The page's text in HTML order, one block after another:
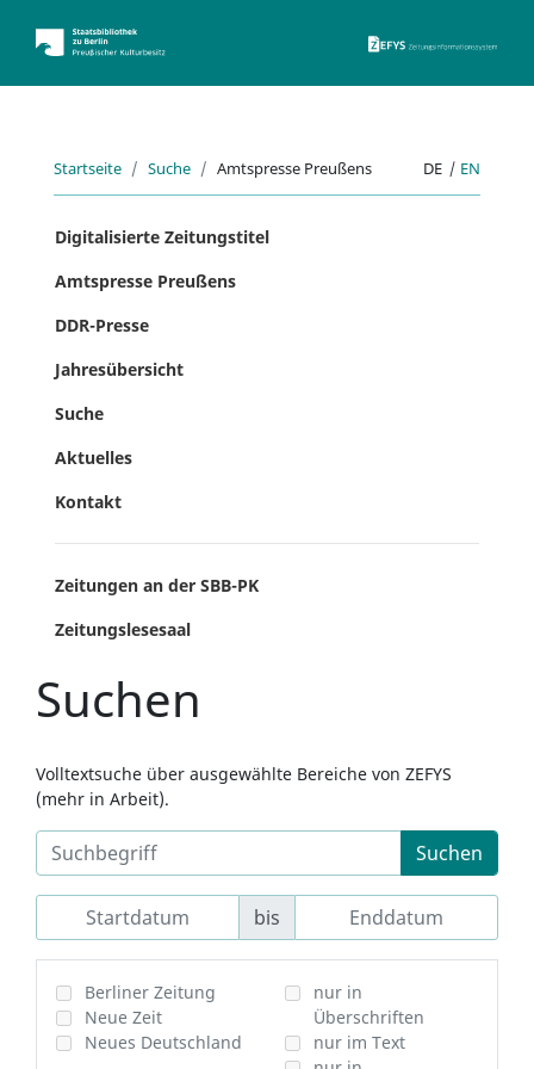
Startseite Suche Amtspresse Preußens DE | EN
Digitalisierte Zeitungstitel
Amtspresse Preußens
DDR-Presse
Jahresübersicht
Suche
Aktuelles
Kontakt
Zeitungen an der SBB-PK
Zeitungslesesaal
Suchen
Volltextsuche über ausgewählte Bereiche von ZEFYS
(mehr in Arbeit).
Suchen
bis
Berliner Zeitung
Neue Zeit
Neues Deutschland
nur in
Überschriften
nur im Text